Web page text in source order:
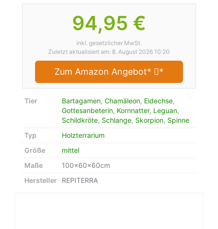
94,95 €
inkl. gesetzlicher MwSt.
Zuletzt aktualisiert am: 8. August 2026 10:20
Zum Amazon Angebot* *
Tier Bartagamen, Chamäleon, Eidechse,
Gottesanbeterin, Kornnatter, Leguan,
Schildkröte, Schlange, Skorpion, Spinne
Typ
Holzterrarium
Größe
mittel
Maße
100x60x60cm
Hersteller
REPITERRA